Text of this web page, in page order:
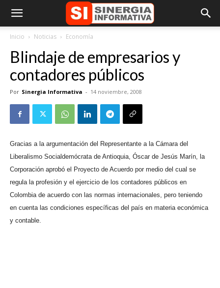
Inicio Noticias Economía
Blindaje de empresarios y
contadores públicos
Por Sinergia Informativa - 14 noviembre, 2008
Gracias a la argumentación del Representante a la Cámara del
Liberalismo Socialdemócrata de Antioquia, Óscar de Jesús Marín, la
Corporación aprobó el Proyecto de Acuerdo por medio del cual se
regula la profesión y el ejercicio de los contadores públicos en
Colombia de acuerdo con las normas internacionales, pero teniendo
en cuenta las condiciones específicas del país en materia económica
y contable.